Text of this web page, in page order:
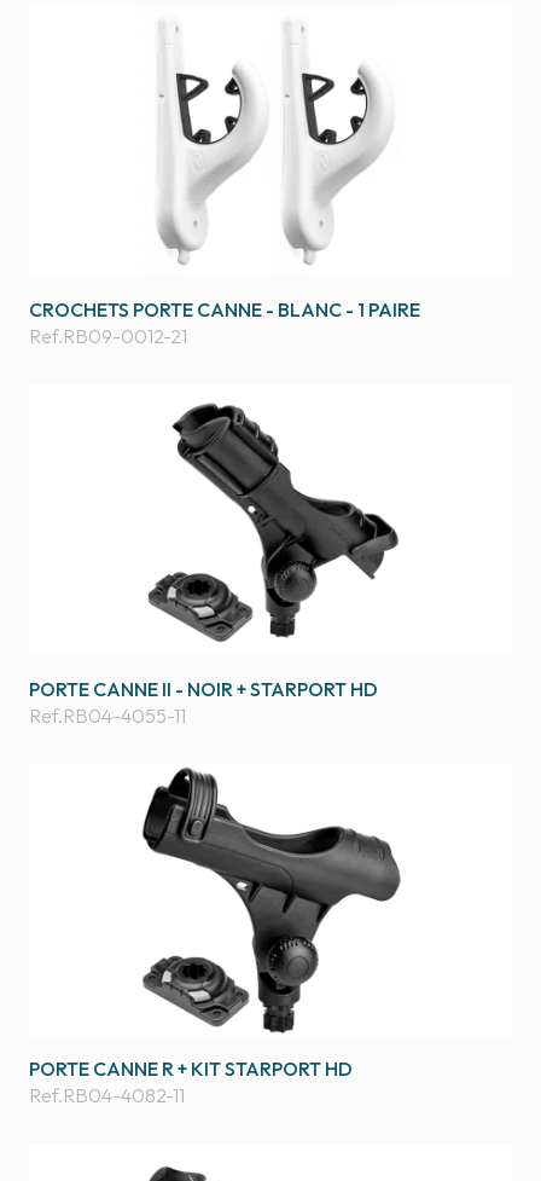
CROCHETS PORTE CANNE - BLANC - 1 PAIRE
Ref.RB09-0012-21
PORTE CANNE II - NOIR + STARPORT HD
Ref.RB04-4055-11
PORTE CANNE R + KIT STARPORT HD
Ref.RB04-4082-11